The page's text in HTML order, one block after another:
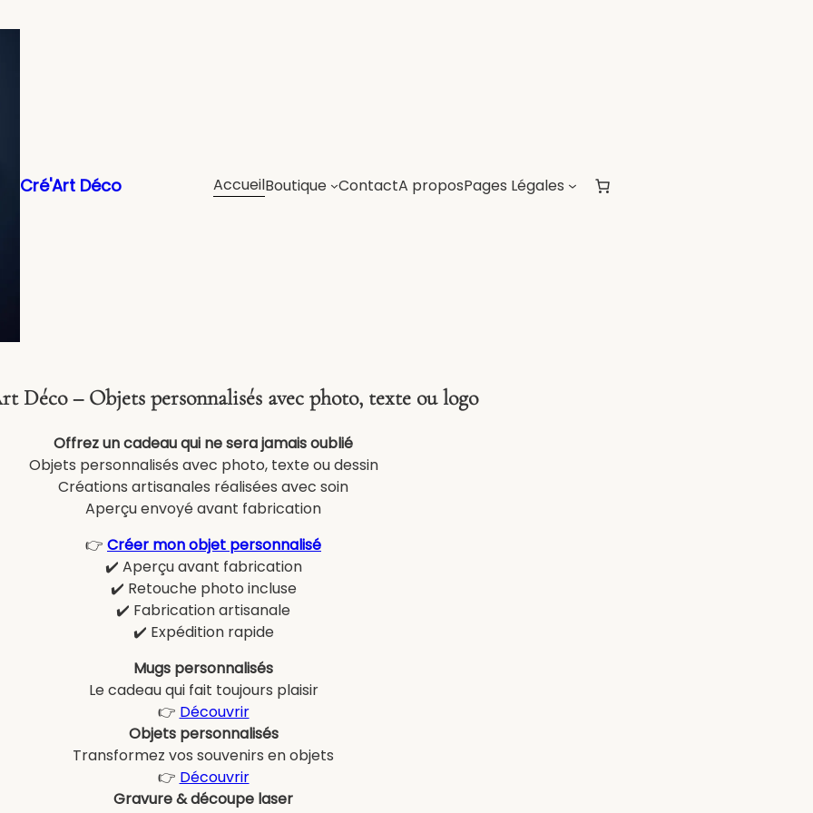
Cré'Art Déco AccueilBoutique ContactA proposPages Légales
Déco – Objets personnalisés avec photo, texte ou logo
Offrez un cadeau qui ne sera jamais oublié
Objets personnalisés avec photo, texte ou dessin
Créations artisanales réalisées avec soin
Aperçu envoyé avant fabrication
👉 Créer mon objet personnalisé
✔️ Aperçu avant fabrication
✔️ Retouche photo incluse
✔️ Fabrication artisanale
✔️ Expédition rapide
Mugs personnalisés
Le cadeau qui fait toujours plaisir
👉 Découvrir
Objets personnalisés
Transformez vos souvenirs en objets
👉 Découvrir
Gravure & découpe laser